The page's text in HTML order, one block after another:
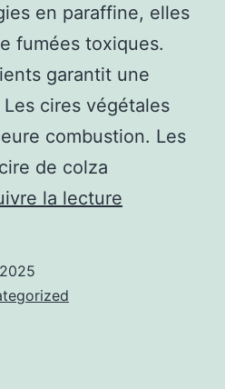
en paraffine, elles
fumées toxiques.
garantit une
cires végétales
combustion. Les
de colza
la lecture